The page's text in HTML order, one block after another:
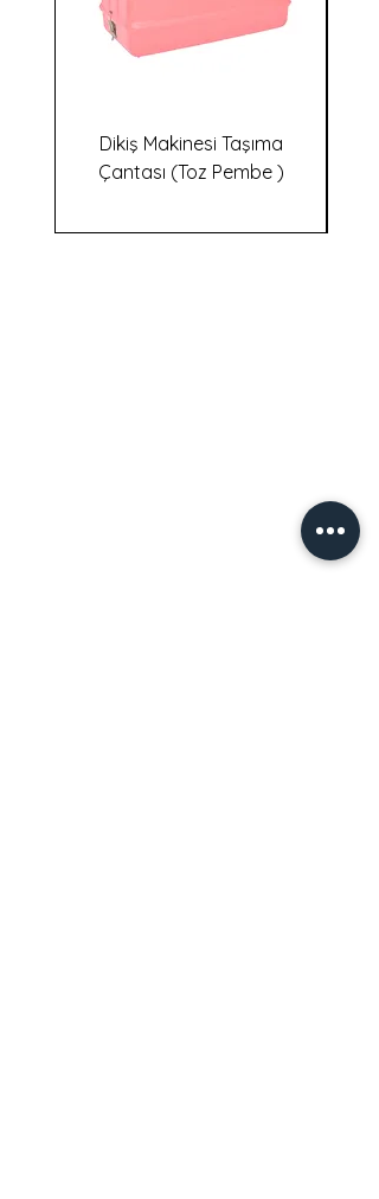
Dikiş Makinesi Taşıma
Çantası (Toz Pembe )